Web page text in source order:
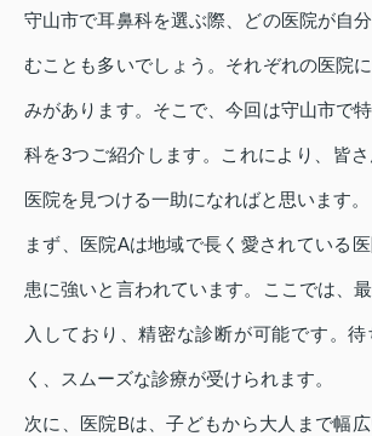
守山市で耳鼻科を選ぶ際、どの医院が自
むことも多いでしょう。それぞれの医院
みがあります。そこで、今回は守山市で
科を3つご紹介します。これにより、皆
医院を見つける一助になればと思います。
まず、医院Aは地域で長く愛されている
患に強いと言われています。ここでは、
入しており、精密な診断が可能です。
く、スムーズな診療が受けられます。
次に、医院Bは、子どもから大人まで幅